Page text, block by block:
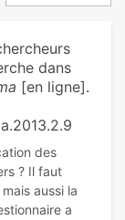
dans
[en ligne].
des
? Il faut
aussi la
a